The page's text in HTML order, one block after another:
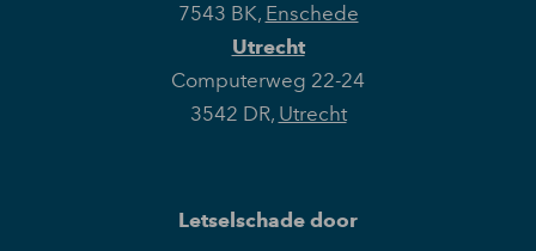
7543 BK, Enschede
Utrecht
Computerweg 22-24
3542 DR, Utrecht
Letselschade door